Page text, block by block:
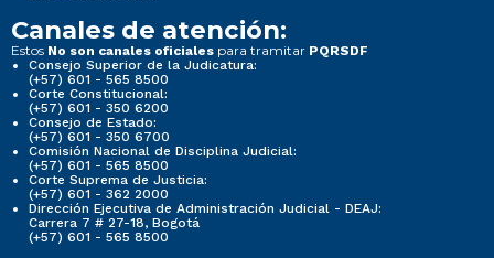
Canales de atención:
Estos No son canales oficiales para tramitar PQRSDF
Consejo Superior de la Judicatura:
(+57) 601 - 565 8500
Corte Constitucional:
(+57) 601 - 350 6200
Consejo de Estado:
(+57) 601 - 350 6700
Comisión Nacional de Disciplina Judicial:
(+57) 601 - 565 8500
Corte Suprema de Justicia:
(+57) 601 - 362 2000
Dirección Ejecutiva de Administración Judicial - DEAJ:
Carrera 7 # 27-18, Bogotá
(+57) 601 - 565 8500